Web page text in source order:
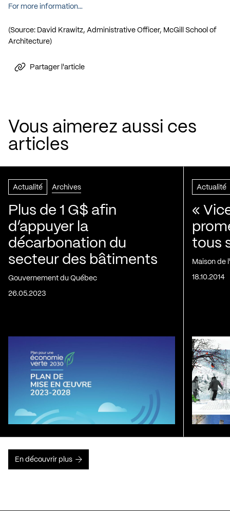
For more information…
(Source: David Krawitz, Administrative Officer, McGill School of
Architecture)
Partager l'article
Vous aimerez aussi ces
articles
Actualité Archives
Plus de 1 G$ afin
d’appuyer la
décarbonation du
secteur des bâtiments
Gouvernement du Québec
26.05.2023
Actualité
«
tous
Maison de
18.10.2014
En découvrir plus